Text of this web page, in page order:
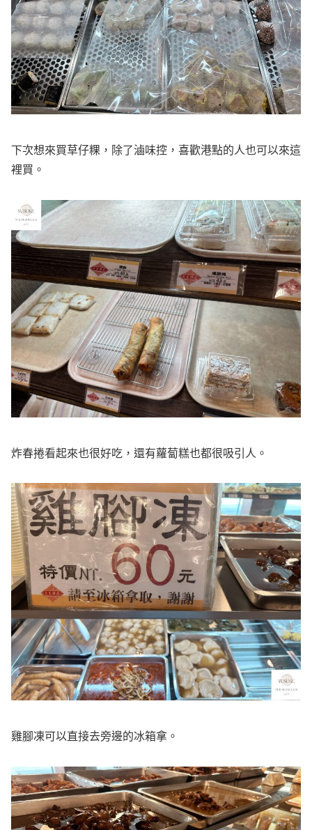
下次想來買草仔粿，除了滷味控，喜歡港點的人也可以來這
裡買。
炸春捲看起來也很好吃，還有蘿蔔糕也都很吸引人。
雞腳凍可以直接去旁邊的冰箱拿。